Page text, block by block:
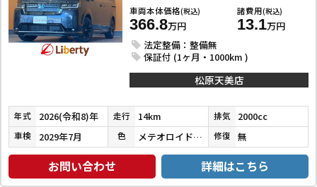
車両本体価格(税込)
366.8万円
諸費用(税込)
13.1万円
法定整備：整備無
保証付 (1ヶ月・1000km )
松原天美店
年式 2026(令和8)年 走行 14km 排気 2000cc
車検 2029年7月 色 メテオロイドグレーメタリック 修復 無
お問い合わせ 詳細はこちら